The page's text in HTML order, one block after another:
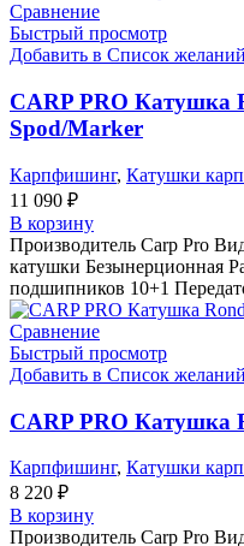
Сравнение
Быстрый просмотр
Добавить в Список желаний
CARP PRO Катушкa
Spod/Marker
Карпфишинг, Катушки
11 090 ₽
В корзину
Производитель Carp Pro
катушки Безынерционная
подшипников 10+1
Сравнение
Быстрый просмотр
Добавить в Список желаний
CARP PRO Катушкa
Карпфишинг, Катушки
8 220 ₽
В корзину
Производитель Carp Pro